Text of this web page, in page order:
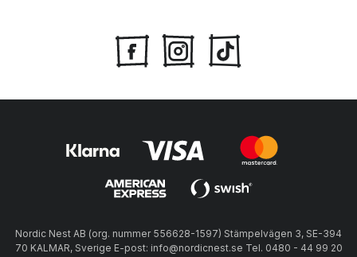
Nordic Nest AB (org. nummer 556628-1597) Stämpelvägen 3, SE-394
70 KALMAR, Sverige E-post: info@nordicnest.se Tel. 0480 - 44 99 20